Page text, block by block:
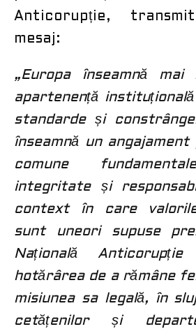
Anticorupție,
mesaj:
„Europa înseamnă
apartenență
standarde și
înseamnă un
comune
integritate și
context în care
sunt uneori supuse
Națională
hotărârea de a rămâne
misiunea sa legală, în
cetățenilor și